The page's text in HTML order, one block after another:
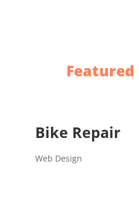
Featured
Bike Repair
Web Design